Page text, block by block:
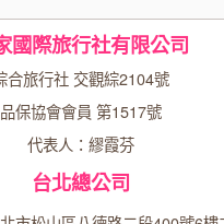
國際旅行社有限公司
合旅行社 交觀綜2104號
品保協會會員 第1517號
代表人：繆霞芬
台北總公司